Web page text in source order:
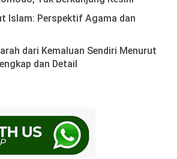
Islam: Perspektif Agama dan
dari Kemaluan Sendiri Menurut
dan Detail